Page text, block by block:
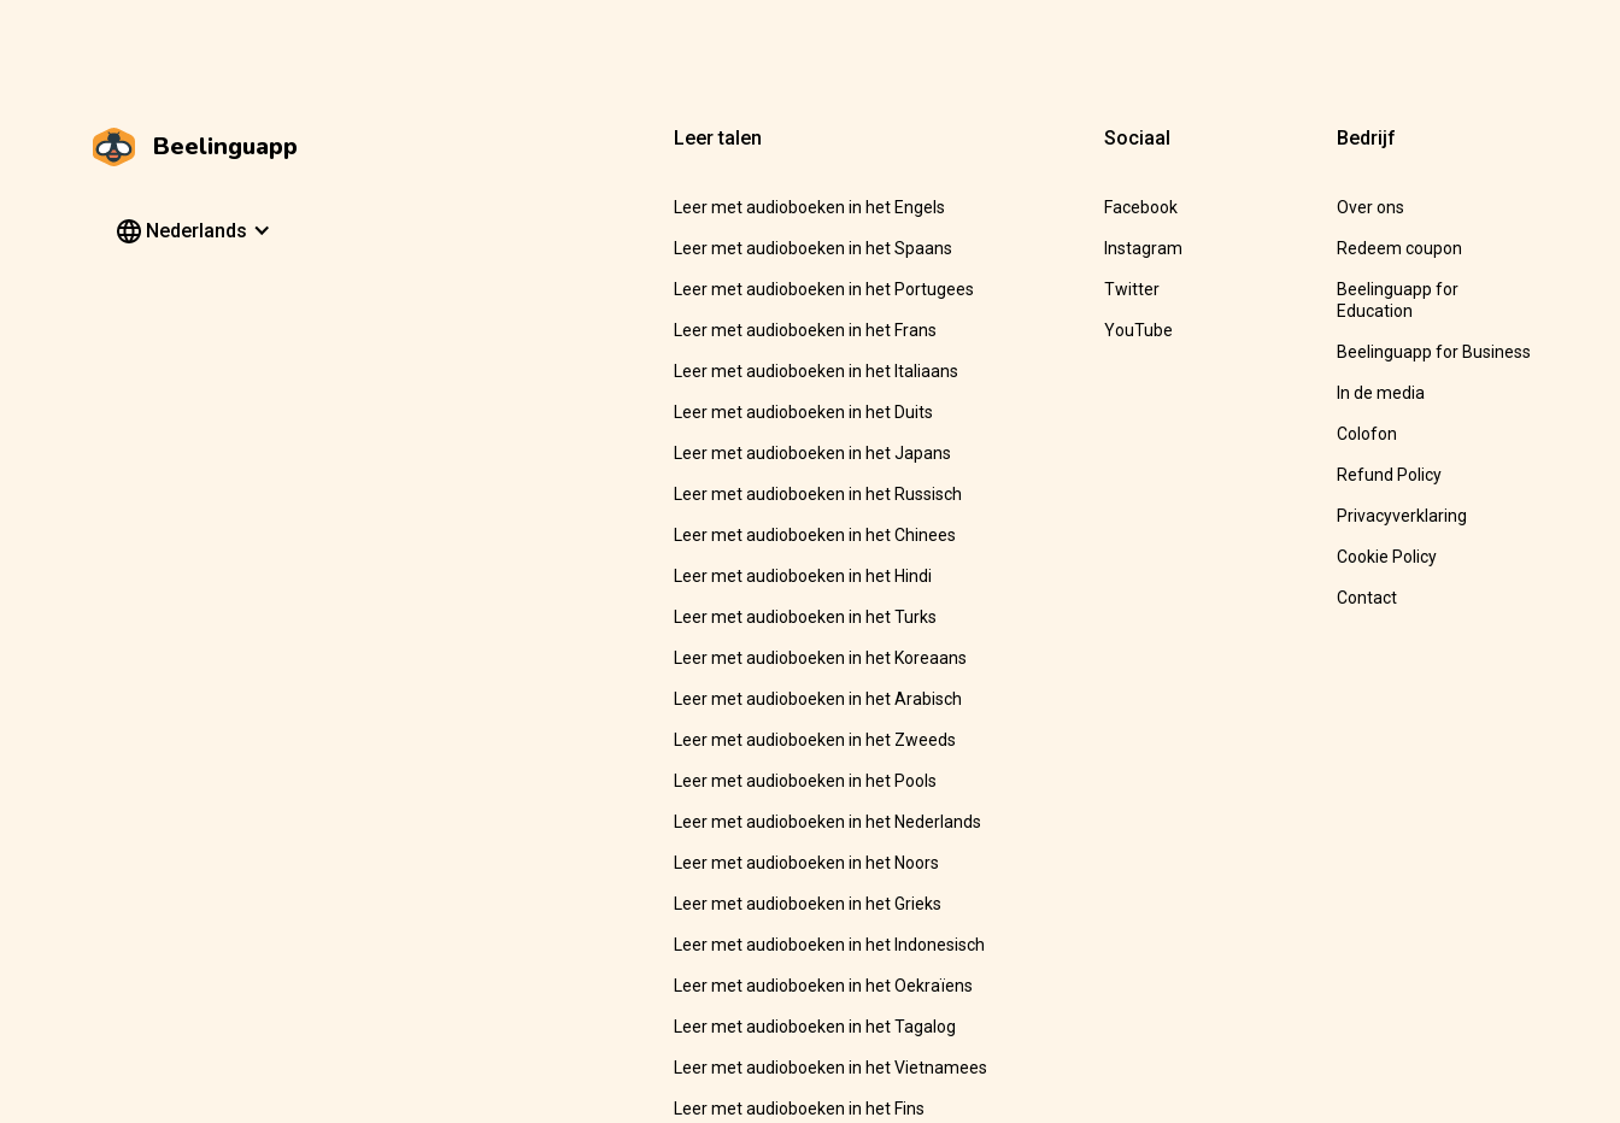
Beelinguapp
Nederlands
Leer talen
Leer met audioboeken in het Engels
Leer met audioboeken in het Spaans
Leer met audioboeken in het Portugees
Leer met audioboeken in het Frans
Leer met audioboeken in het Italiaans
Leer met audioboeken in het Duits
Leer met audioboeken in het Japans
Leer met audioboeken in het Russisch
Leer met audioboeken in het Chinees
Leer met audioboeken in het Hindi
Leer met audioboeken in het Turks
Leer met audioboeken in het Koreaans
Leer met audioboeken in het Arabisch
Leer met audioboeken in het Zweeds
Leer met audioboeken in het Pools
Leer met audioboeken in het Nederlands
Leer met audioboeken in het Noors
Leer met audioboeken in het Grieks
Leer met audioboeken in het Indonesisch
Leer met audioboeken in het Oekraïens
Leer met audioboeken in het Tagalog
Leer met audioboeken in het Vietnamees
Leer met audioboeken in het Fins
Sociaal
Facebook
Instagram
Twitter
YouTube
Bedrijf
Over ons
Redeem coupon
Beelinguapp for
Education
Beelinguapp for Business
In de media
Colofon
Refund Policy
Privacyverklaring
Cookie Policy
Contact